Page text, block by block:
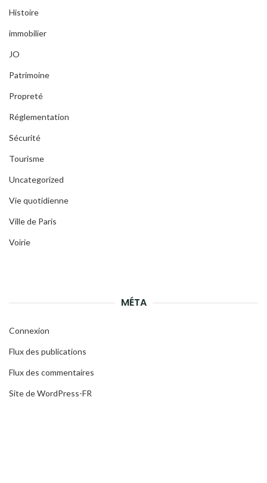
Histoire
immobilier
JO
Patrimoine
Propreté
Réglementation
Sécurité
Tourisme
Uncategorized
Vie quotidienne
Ville de Paris
Voirie
MÉTA
Connexion
Flux des publications
Flux des commentaires
Site de WordPress-FR